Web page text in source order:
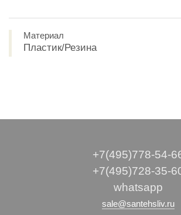
Материал
Пластик/Резина
+7(495)778-54-
+7(495)728-35-
whatsapp
sale@santehsliv.ru